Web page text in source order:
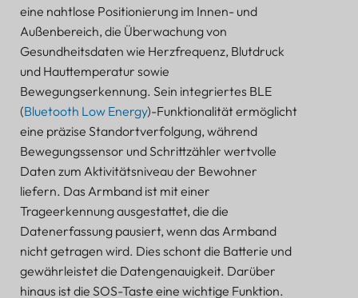
Verbesserung der betrieblichen Effizienz
Kontinuierliche Verbesserung fördern
Fazit und Zukunftsaussichten: Die Altenpflege
umgestalten
Zusammenfassung des technologischen Sprungs
Zukünftige Verbesserungen planen
Den Horizont erweitern
Eine Zukunft mit mitfühlender Technologie
begrüßen
eine nahtlose Positionierung im Innen- und
Außenbereich, die Überwachung von
Gesundheitsdaten wie Herzfrequenz, Blutdruck
und Hauttemperatur sowie
Bewegungserkennung. Sein integriertes BLE
(Bluetooth Low Energy)-Funktionalität ermöglicht
eine präzise Standortverfolgung, während
Bewegungssensor und Schrittzähler wertvolle
Daten zum Aktivitätsniveau der Bewohner
liefern. Das Armband ist mit einer
Trageerkennung ausgestattet, die die
Datenerfassung pausiert, wenn das Armband
nicht getragen wird. Dies schont die Batterie und
gewährleistet die Datengenauigkeit. Darüber
hinaus ist die SOS-Taste eine wichtige Funktion.